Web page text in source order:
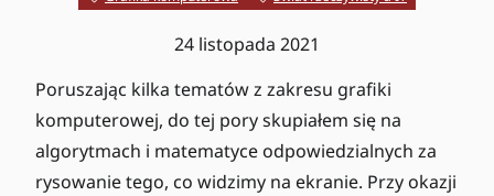
24 listopada 2021
Poruszając kilka tematów z zakresu grafiki
komputerowej, do tej pory skupiałem się na
algorytmach i matematyce odpowiedzialnych za
rysowanie tego, co widzimy na ekranie. Przy okazji